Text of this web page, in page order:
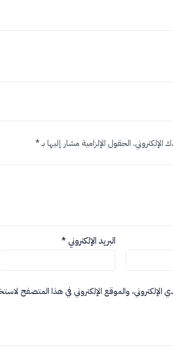
الإلكتروني. الحقول الإلزامية مشار إليها بـ*
البريد الإلكتروني *
والموقع الإلكتروني في هذا المتصفح